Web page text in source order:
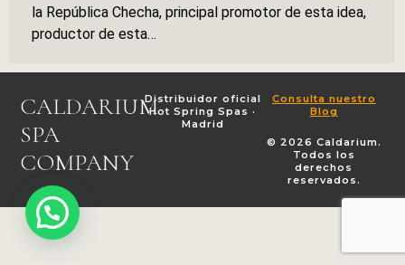
la República Checha, principal promotor de esta idea,
productor de esta…
CALDARIUM
SPA
COMPANY
Distribuidor oficial
Hot Spring Spas ·
Madrid
Consulta nuestro
Blog
© 2026 Caldarium.
Todos los
derechos
reservados.